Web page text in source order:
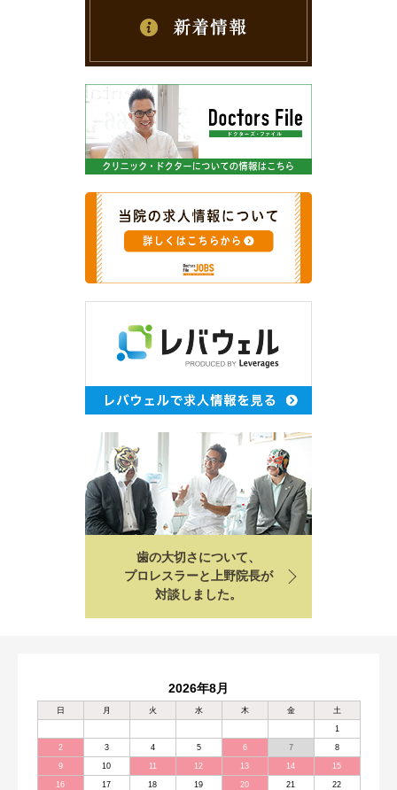
歯の大切さについて、
プロレスラーと上野院長が
対談しました。
2026年8月
日 月 火 水 木 金 土
1
2 3 4 5 6 7 8
9 10 11 12 13 14 15
16 17 18 19 20 21 22